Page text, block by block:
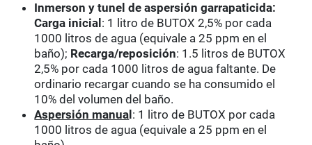
Inmerson y tunel de aspersión garrapaticida:
Carga inicial : 1 litro de BUTOX 2,5% por cada
1000 litros de agua (equivale a 25 ppm en el
baño); Recarga/reposición: 1.5 litros de BUTOX
2,5% por cada 1000 litros de agua faltante. De
ordinario recargar cuando se ha consumido el
10% del volumen del baño.
Aspersión manua : 1 litro de BUTOX por cada
1000 litros de agua (equivale a 25 ppm en el